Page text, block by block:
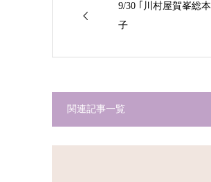
9/30 ｢川村屋賀峯総
子
関連記事一覧